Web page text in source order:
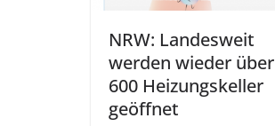
NRW: Landesweit
werden wieder über
600 Heizungskeller
geöffnet